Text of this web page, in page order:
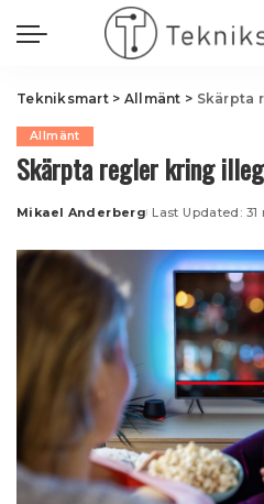
Tekniksmart> Allmänt > Skärpta
Allmänt
Skärpta regler kring
Posted
Mikael Anderberg Last Updated: 31